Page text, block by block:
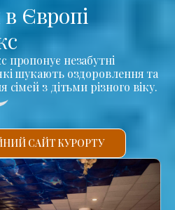
Європі
пропонує незабутні
шукають оздоровлення та
з дітьми різного віку.
САЙТ КУРОРТУ